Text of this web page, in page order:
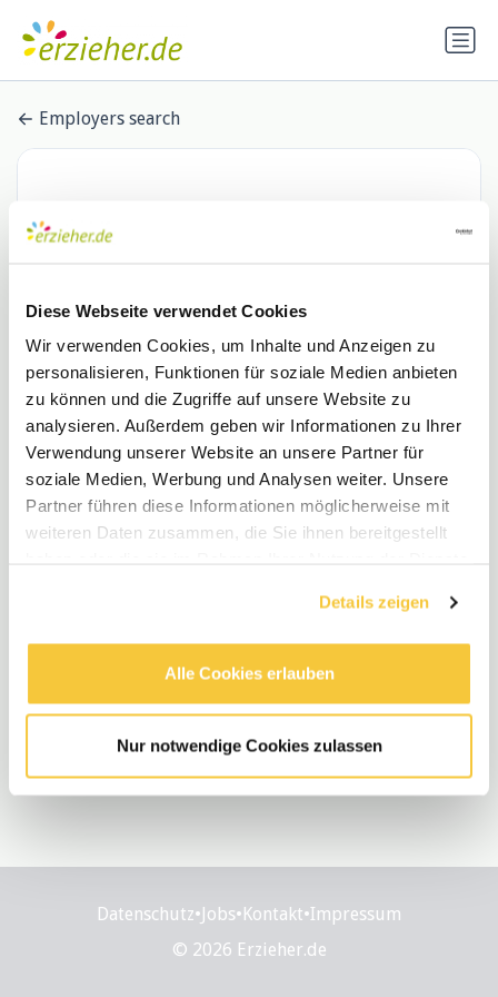
Diese Webseite verwendet Cookies
Wir verwenden Cookies, um Inhalte und Anzeigen zu
personalisieren, Funktionen für soziale Medien anbieten
zu können und die Zugriffe auf unsere Website zu
analysieren. Außerdem geben wir Informationen zu Ihrer
Verwendung unserer Website an unsere Partner für
soziale Medien, Werbung und Analysen weiter. Unsere
Partner führen diese Informationen möglicherweise mit
weiteren Daten zusammen, die Sie ihnen bereitgestellt
Details zeigen
Alle Cookies erlauben
Nur notwendige Cookies zulassen
Employers search
Lebenshilfe iKita gGmbH
0 Stellenangebote lebenshilfe-berlin.de
Datenschutz•Jobs•Kontakt•Impressum
© 2026 Erzieher.de